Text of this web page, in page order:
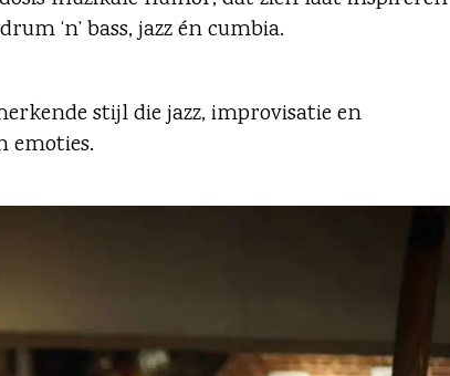
‘n’ bass, jazz én cumbia.
stijl die jazz, improvisatie en
emoties.